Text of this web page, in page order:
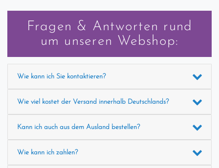
Fragen & Antworten rund
um unseren Webshop:
Wie kann ich Sie kontaktieren?
Wie viel kostet der Versand innerhalb Deutschlands?
Kann ich auch aus dem Ausland bestellen?
Wie kann ich zahlen?